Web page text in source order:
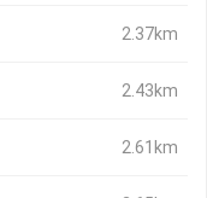
2.37km
2.43km
2.61km